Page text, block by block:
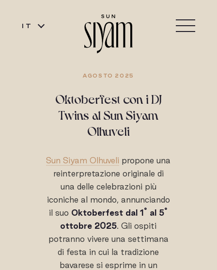
IT
AGOSTO 2025
Oktoberfest con i DJ
Twins al Sun Siyam
Olhuveli
Sun Siyam Olhuveli propone una
reinterpretazione originale di
una delle celebrazioni più
iconiche al mondo, annunciando
il suo Oktoberfest dal 1° al 5°
ottobre 2025. Gli ospiti
potranno vivere una settimana
di festa in cui la tradizione
bavarese si esprime in un